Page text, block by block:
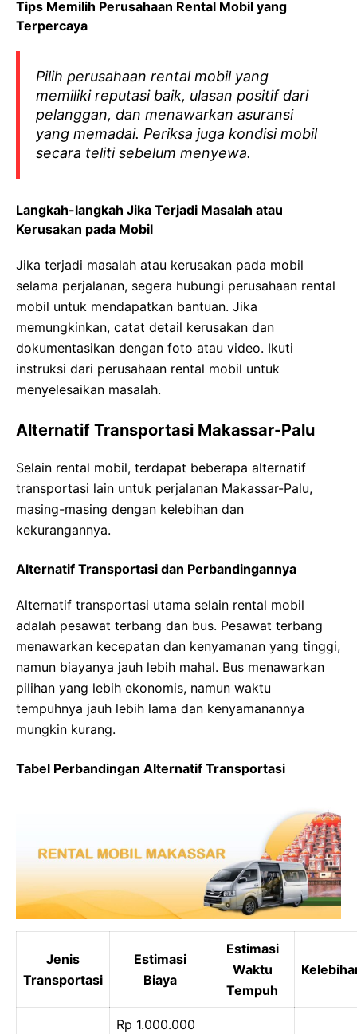
Tips Memilih Perusahaan Rental Mobil yang
Terpercaya
Pilih perusahaan rental mobil yang
memiliki reputasi baik, ulasan positif dari
pelanggan, dan menawarkan asuransi
yang memadai. Periksa juga kondisi mobil
secara teliti sebelum menyewa.
Langkah-langkah Jika Terjadi Masalah atau
Kerusakan pada Mobil
Jika terjadi masalah atau kerusakan pada mobil
selama perjalanan, segera hubungi perusahaan rental
mobil untuk mendapatkan bantuan. Jika
memungkinkan, catat detail kerusakan dan
dokumentasikan dengan foto atau video. Ikuti
instruksi dari perusahaan rental mobil untuk
menyelesaikan masalah.
Alternatif Transportasi Makassar-Palu
Selain rental mobil, terdapat beberapa alternatif
transportasi lain untuk perjalanan Makassar-Palu,
masing-masing dengan kelebihan dan
kekurangannya.
Alternatif Transportasi dan Perbandingannya
Alternatif transportasi utama selain rental mobil
adalah pesawat terbang dan bus. Pesawat terbang
menawarkan kecepatan dan kenyamanan yang tinggi,
namun biayanya jauh lebih mahal. Bus menawarkan
pilihan yang lebih ekonomis, namun waktu
tempuhnya jauh lebih lama dan kenyamanannya
mungkin kurang.
Tabel Perbandingan Alternatif Transportasi
Jenis
Transportasi
Estimasi
Biaya
Estimasi
Waktu
Tempuh
Rp 1.000.000